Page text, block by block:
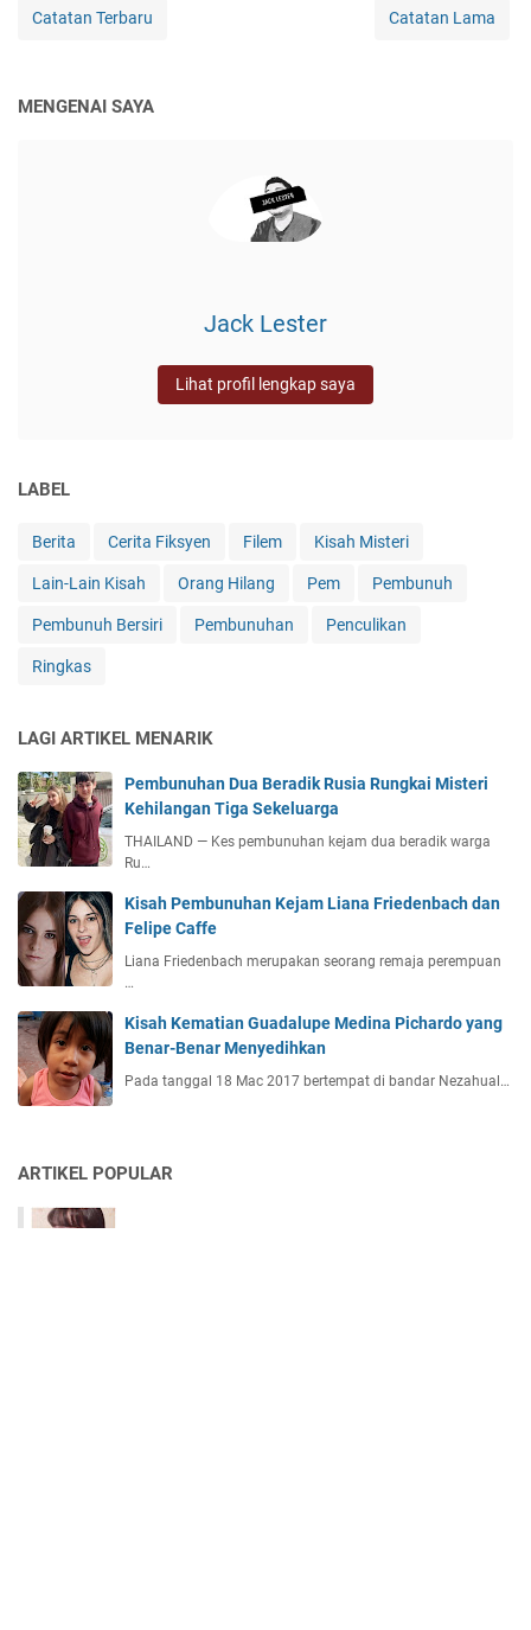
Catatan Terbaru Catatan Lama
MENGENAI SAYA
Jack Lester
Lihat profil lengkap saya
LABEL
Berita Cerita Fiksyen Filem Kisah Misteri
Lain-Lain Kisah Orang Hilang Pem Pembunuh
Pembunuh Bersiri Pembunuhan Penculikan
Ringkas
LAGI ARTIKEL MENARIK
Pembunuhan Dua Beradik Rusia Rungkai Misteri
Kehilangan Tiga Sekeluarga
THAILAND — Kes pembunuhan kejam dua beradik warga
Ru…
Kisah Pembunuhan Kejam Liana Friedenbach dan
Felipe Caffe
Liana Friedenbach merupakan seorang remaja perempuan
…
Kisah Kematian Guadalupe Medina Pichardo yang
Benar-Benar Menyedihkan
Pada tanggal 18 Mac 2017 bertempat di bandar Nezahual…
ARTIKEL POPULAR